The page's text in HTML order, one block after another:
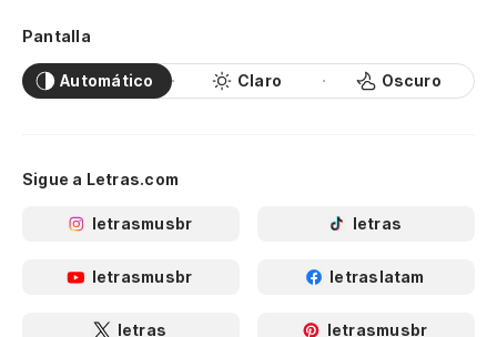
Pantalla
Automático Claro Oscuro
Sigue a Letras.com
letrasmusbr letras
letrasmusbr letraslatam
letras letrasmusbr